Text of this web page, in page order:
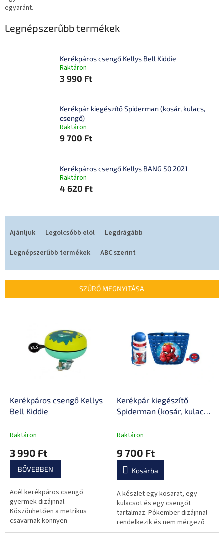
egyaránt.
Legnépszerűbb termékek
Kerékpáros csengő Kellys Bell Kiddie
Raktáron
3 990 Ft
Kerékpár kiegészítő Spiderman (kosár, kulacs,
csengő)
Raktáron
9 700 Ft
Kerékpáros csengő Kellys BANG 50 2021
Raktáron
4 620 Ft
m
k
Ajánljuk Legolcsóbb elöl
Legdrágább
Legnépszerűbb termékek
ABC szerint
SZŰRŐ MEGNYITÁSA
Kerékpáros csengő Kellys
Bell Kiddie
Raktáron
3 990 Ft
BŐVEBBEN
Acél kerékpáros csengő
gyermek dizájnnal.
Köszönhetően a metrikus
csavarnak könnyen
felszerelhető a kerékpárra.
Kerékpár kiegészítő
Spiderman (kosár, kulacs,
Raktáron
9 700 Ft
Kosárba
A készlet egy kosarat, egy
kulacsot és egy csengőt
tartalmaz. Pókember dizájnnal
rendelkezik és nem mérgező
műanyagból készült.